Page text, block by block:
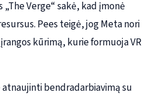
Verge“ sakė, kad įmonė
Pees teigė, jog Meta nori
kūrimą, kurie formuoja VR
bendradarbiavimą su